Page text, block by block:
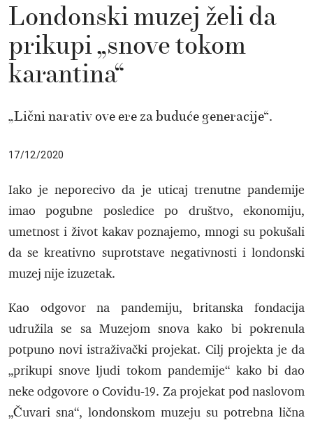
Londonski muzej želi da
prikupi „snove tokom
karantina“
„Lični narativ ove ere za buduće generacije“.
17/12/2020
Iako je neporecivo da je uticaj trenutne pandemije
imao pogubne posledice po društvo, ekonomiju,
umetnost i život kakav poznajemo, mnogi su pokušali
da se kreativno suprotstave negativnosti i londonski
muzej nije izuzetak.
Kao odgovor na pandemiju, britanska fondacija
udružila se sa Muzejom snova kako bi pokrenula
potpuno novi istraživački projekat. Cilj projekta je da
„prikupi snove ljudi tokom pandemije“ kako bi dao
neke odgovore o Covidu-19. Za projekat pod naslovom
„Čuvari sna“, londonskom muzeju su potrebna lična